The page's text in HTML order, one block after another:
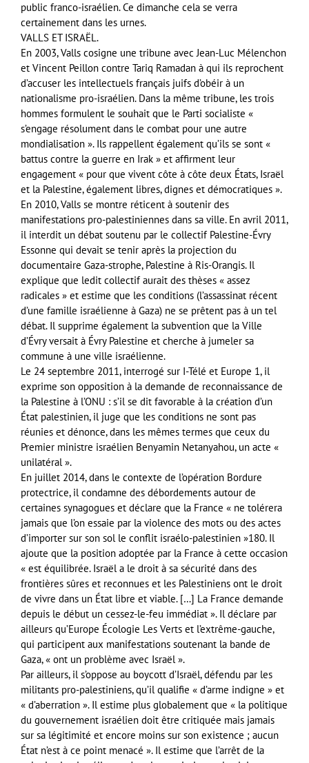
public franco-israélien. Ce dimanche cela se verra
certainement dans les urnes.
VALLS ET ISRAËL.
En 2003, Valls cosigne une tribune avec Jean-Luc Mélenchon
et Vincent Peillon contre Tariq Ramadan à qui ils reprochent
d’accuser les intellectuels français juifs d’obéir à un
nationalisme pro-israélien. Dans la même tribune, les trois
hommes formulent le souhait que le Parti socialiste «
s’engage résolument dans le combat pour une autre
mondialisation ». Ils rappellent également qu’ils se sont «
battus contre la guerre en Irak » et affirment leur
engagement « pour que vivent côte à côte deux États, Israël
et la Palestine, également libres, dignes et démocratiques ».
En 2010, Valls se montre réticent à soutenir des
manifestations pro-palestiniennes dans sa ville. En avril 2011,
il interdit un débat soutenu par le collectif Palestine-Évry
Essonne qui devait se tenir après la projection du
documentaire Gaza-strophe, Palestine à Ris-Orangis. Il
explique que ledit collectif aurait des thèses « assez
radicales » et estime que les conditions (l’assassinat récent
d’une famille israélienne à Gaza) ne se prêtent pas à un tel
débat. Il supprime également la subvention que la Ville
d’Évry versait à Évry Palestine et cherche à jumeler sa
commune à une ville israélienne.
Le 24 septembre 2011, interrogé sur I-Télé et Europe 1, il
exprime son opposition à la demande de reconnaissance de
la Palestine à l’ONU : s’il se dit favorable à la création d’un
État palestinien, il juge que les conditions ne sont pas
réunies et dénonce, dans les mêmes termes que ceux du
Premier ministre israélien Benyamin Netanyahou, un acte «
unilatéral ».
En juillet 2014, dans le contexte de l’opération Bordure
protectrice, il condamne des débordements autour de
certaines synagogues et déclare que la France « ne tolérera
jamais que l’on essaie par la violence des mots ou des actes
d’importer sur son sol le conflit israélo-palestinien »180. Il
ajoute que la position adoptée par la France à cette occasion
« est équilibrée. Israël a le droit à sa sécurité dans des
frontières sûres et reconnues et les Palestiniens ont le droit
de vivre dans un État libre et viable. […] La France demande
depuis le début un cessez-le-feu immédiat ». Il déclare par
ailleurs qu’Europe Écologie Les Verts et l’extrême-gauche,
qui participent aux manifestations soutenant la bande de
Gaza, « ont un problème avec Israël ».
Par ailleurs, il s’oppose au boycott d’Israël, défendu par les
militants pro-palestiniens, qu’il qualifie « d’arme indigne » et
« d’aberration ». Il estime plus globalement que « la politique
du gouvernement israélien doit être critiquée mais jamais
sur sa légitimité et encore moins sur son existence ; aucun
État n’est à ce point menacé ». Il estime que l’arrêt de la